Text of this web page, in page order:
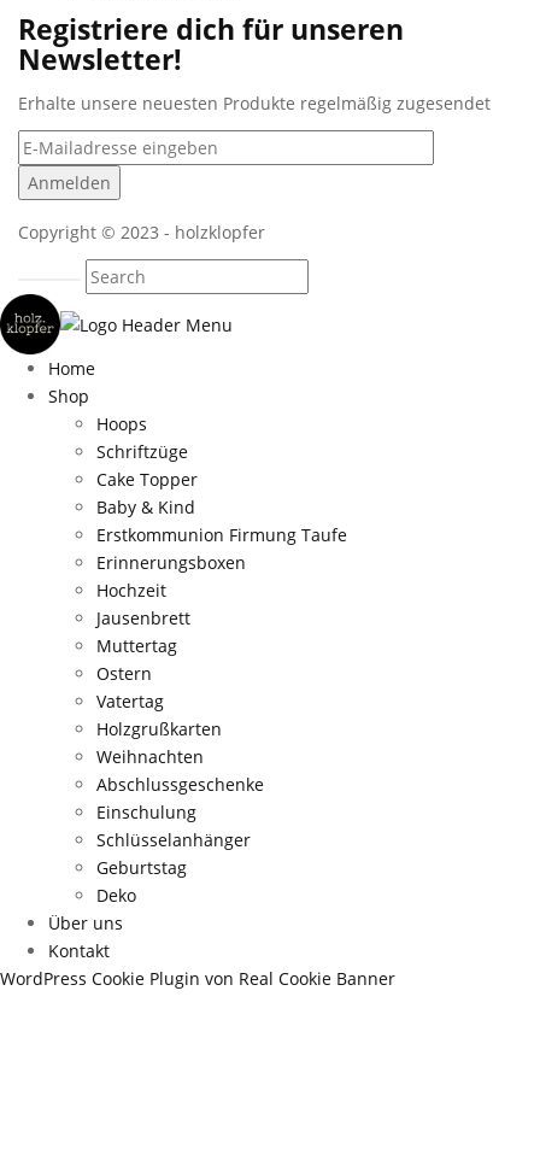
Registriere dich für unseren
Newsletter!
Erhalte unsere neuesten Produkte regelmäßig zugesendet
Copyright © 2023 - holzklopfer
Home
Shop
Hoops
Schriftzüge
Cake Topper
Baby & Kind
Erstkommunion Firmung Taufe
Erinnerungsboxen
Hochzeit
Jausenbrett
Muttertag
Ostern
Vatertag
Holzgrußkarten
Weihnachten
Abschlussgeschenke
Einschulung
Schlüsselanhänger
Geburtstag
Deko
Über uns
Kontakt
WordPress Cookie Plugin von Real Cookie Banner